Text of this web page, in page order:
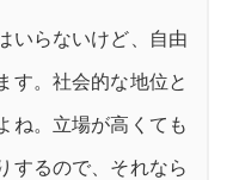
いらないけど、自由
す。社会的な地位と
ね。立場が高くても
するので、それなら